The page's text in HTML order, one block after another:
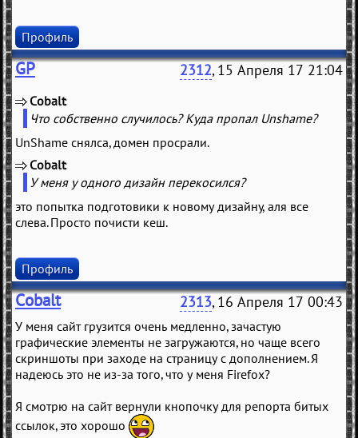
Профиль
GP 2312, 15 Апреля 17 21:04
Cobalt
Что собственно случилось? Куда пропал Unshame?
UnShame снялса, домен просрали.
Cobalt
У меня у одного дизайн перекосился?
это попытка подготовики к новому дизайну, аля все
слева. Просто почисти кеш.
Профиль
Cobalt 2313, 16 Апреля 17 00:43
У меня сайт грузится очень медленно, зачастую
графические элементы не загружаются, но чаще всего
скриншоты при заходе на страницу с дополнением. Я
надеюсь это не из-за того, что у меня Firefox?
Я смотрю на сайт вернули кнопочку для репорта битых
ссылок, это хорошо